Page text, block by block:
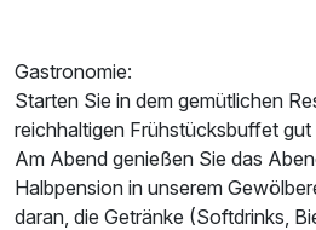
Doppelzimmer Standard
2 Erwachsene
Gastronomie:
Starten Sie in dem gemütlichen
reichhaltigen Frühstücksbuffet gut
Am Abend genießen Sie das
Halbpension in unserem
daran, die Getränke (Softdrinks,